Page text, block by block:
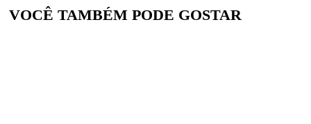
VOCÊ TAMBÉM PODE GOSTAR